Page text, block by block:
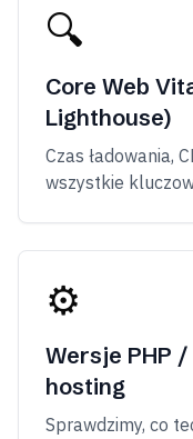
🔍
Core Web
Lighthouse)
Czas ładowania,
wszystkie
⚙️
Wersje PHP
hosting
Sprawdzimy, co